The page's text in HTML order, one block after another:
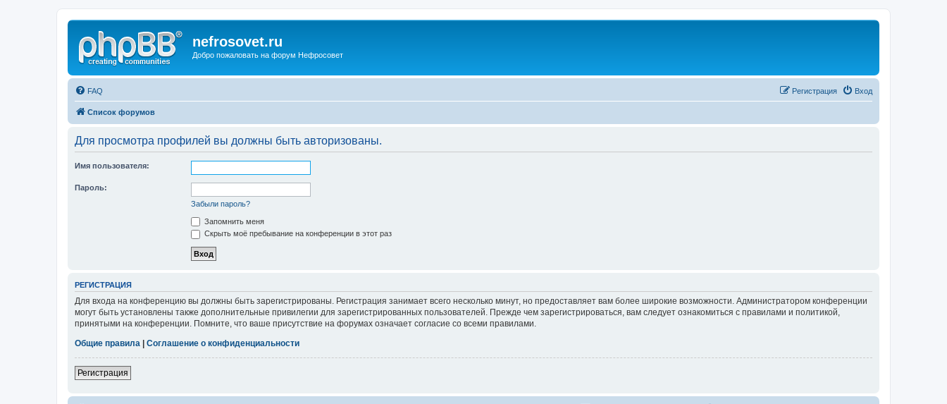
nefrosovet.ru
Добро пожаловать на форум Нефросовет
FAQ Вход
Регистрация
Список форумов
Для просмотра профилей вы должны быть авторизованы.
Имя пользователя:
Пароль:
Забыли пароль?
Запомнить меня
Скрыть моё пребывание на конференции в этот раз
РЕГИСТРАЦИЯ
Для входа на конференцию вы должны быть зарегистрированы. Регистрация занимает всего несколько минут, но предоставляет вам более широкие возможности. Администратором конференции
могут быть установлены также дополнительные привилегии для зарегистрированных пользователей. Прежде чем зарегистрироваться, вам следует ознакомиться с правилами и политикой,
принятыми на конференции. Помните, что ваше присутствие на форумах означает согласие со всеми правилами.
Общие правила
Соглашение о конфиденциальности
Регистрация